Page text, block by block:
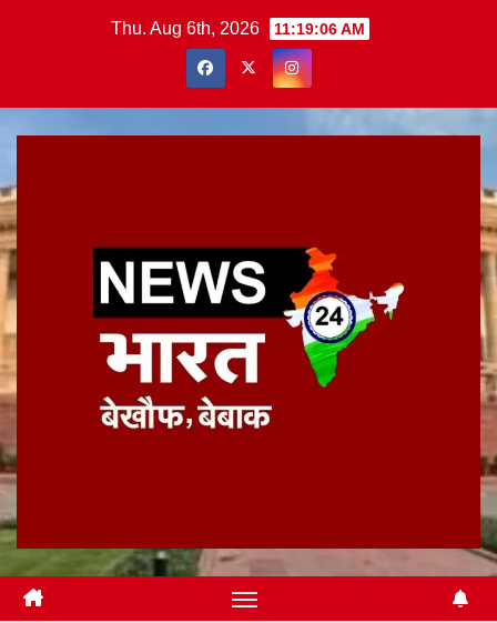
Thu. Aug 6th, 2026 11:19:06 AM